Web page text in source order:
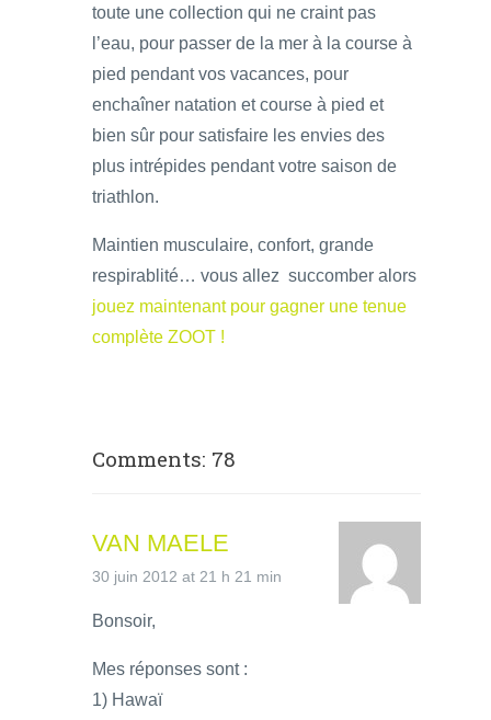
toute une collection qui ne craint pas
l’eau, pour passer de la mer à la course à
pied pendant vos vacances, pour
enchaîner natation et course à pied et
bien sûr pour satisfaire les envies des
plus intrépides pendant votre saison de
triathlon.
Maintien musculaire, confort, grande
respirablité… vous allez succomber alors
jouez maintenant pour gagner une tenue
complète ZOOT !
Comments: 78
VAN MAELE
30 juin 2012 at 21 h 21 min
Bonsoir,
Mes réponses sont :
1) Hawaï